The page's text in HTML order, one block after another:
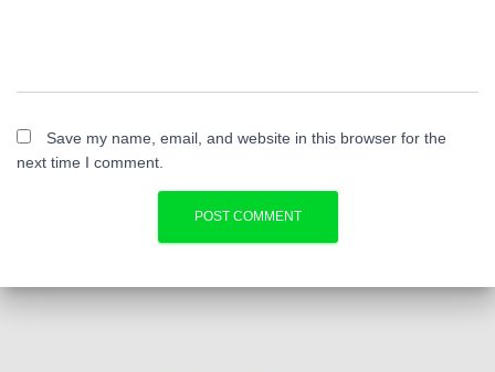
Save my name, email, and website in this browser for the
next time I comment.